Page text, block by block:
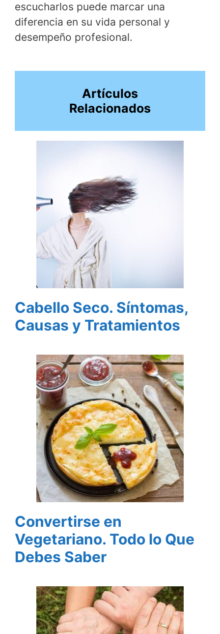
escucharlos puede marcar una
diferencia en su vida personal y
desempeño profesional.
Artículos
Relacionados
Cabello Seco. Síntomas,
Causas y Tratamientos
Convertirse en
Vegetariano. Todo lo Que
Debes Saber